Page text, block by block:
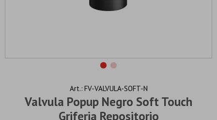
Valvula Popup Negro Soft Touch
Griferia Repositorio
FV-VALVULA-SOFT-N